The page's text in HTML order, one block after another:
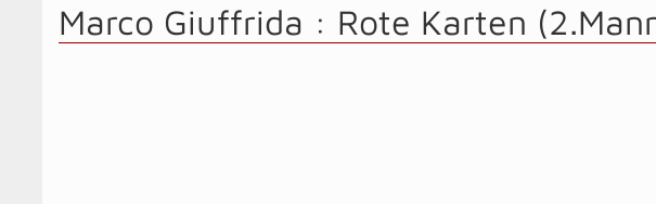
Marco Giuffrida : Rote Karten